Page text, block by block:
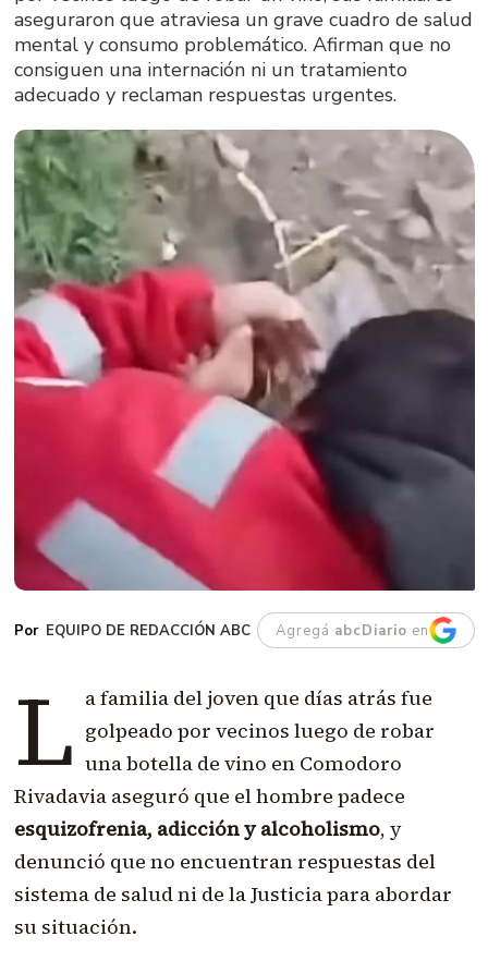
aseguraron que atraviesa un grave cuadro de salud
mental y consumo problemático. Afirman que no
consiguen una internación ni un tratamiento
adecuado y reclaman respuestas urgentes.
EQUIPO DE REDACCIÓN ABC Agregá abcDiario en
L a familia del joven que días atrás fue
golpeado por vecinos luego de robar
una botella de vino en Comodoro
Rivadavia aseguró que el hombre padece
esquizofrenia, adicción y alcoholismo, y
denunció que no encuentran respuestas del
sistema de salud ni de la Justicia para abordar
su situación.